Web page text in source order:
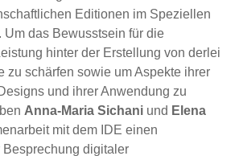
Editionen im Speziellen
das Bewusstsein für die
hinter der Erstellung von derlei
zu schärfen sowie um Aspekte ihrer
und ihrer Anwendung zu
Anna-Maria Sichani und Elena
mit dem IDE einen
digitaler